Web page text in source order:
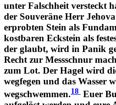
unter Falschheit versteckt
der Souveräne Herr
erprobten Stein als
kostbaren Eckstein als
der glaubt, wird in Panik
Recht zur Messschnur
zum Lot. Der Hagel wird
wegfegen und das Wasser
wegschwemmen.18 Euer